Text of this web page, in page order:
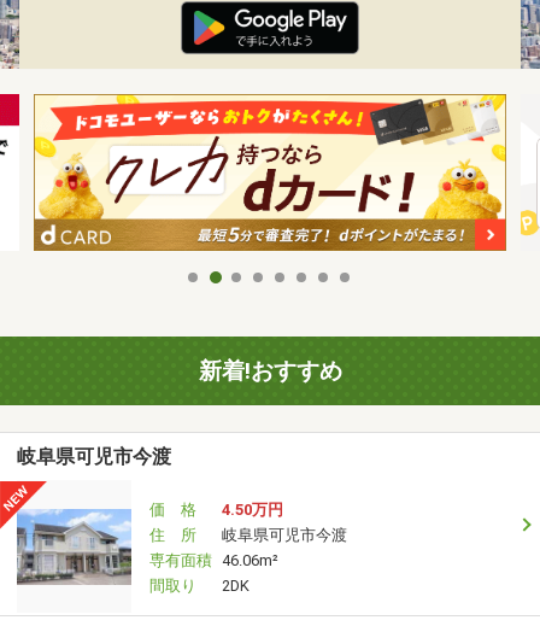
新着!おすすめ
岐阜県可児市今渡
価 格
4.50万円
住 所
岐阜県可児市今渡
専有面積 46.06m²
間取り
2DK